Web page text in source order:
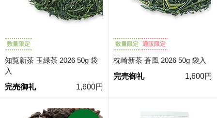
数量限定
知覧新茶 玉緑茶 2026 50g 袋
入
完売御礼
1,600円
数量限定 通販限定
枕崎新茶 蒼風 2026 50g 袋入
完売御礼
1,600円